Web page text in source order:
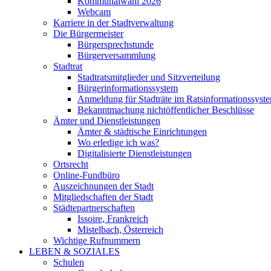
Webcam
Karriere in der Stadtverwaltung
Die Bürgermeister
Bürgersprechstunde
Bürgerversammlung
Stadtrat
Stadtratsmitglieder und Sitzverteilung
Bürgerinformationssystem
Anmeldung für Stadträte im
Bekanntmachung nichtöffentlicher Beschlüsse
Ämter und Dienstleistungen
Ämter & städtische Einrichtungen
Wo erledige ich was?
Digitalisierte Dienstleistungen
Ortsrecht
Online-Fundbüro
Auszeichnungen der Stadt
Mitgliedschaften der Stadt
Städtepartnerschaften
Issoire, Frankreich
Mistelbach, Österreich
Wichtige Rufnummern
LEBEN & SOZIALES
Schulen